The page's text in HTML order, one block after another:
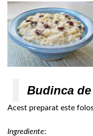
Budinca
Acest preparat este
Ingrediente: